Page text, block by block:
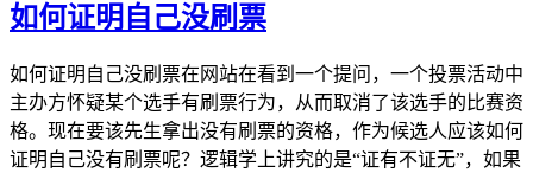
如何证明自己没刷票
如何证明自己没刷票在网站在看到一个提问，一个投票活动中
主办方怀疑某个选手有刷票行为，从而取消了该选手的比赛资
格。现在要该先生拿出没有刷票的资格，作为候选人应该如何
证明自己没有刷票呢？逻辑学上讲究的是“证有不证无”，如果